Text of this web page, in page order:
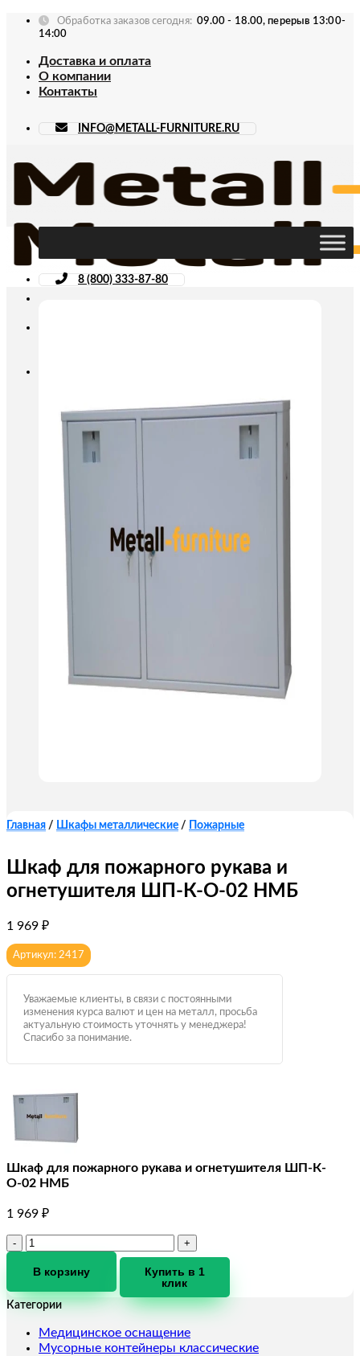
Skip
Обработка заказов сегодня: 09.00 - 18.00, перерыв 13:00-
14:00
Доставка и оплата
О компании
Контакты
INFO@METALL-FURNITURE.RU
8 (800) 333-87-80
Главная / Шкафы металлические / Пожарные
Шкаф для пожарного рукава и
огнетушителя ШП-К-О-02 НМБ
1 969 ₽
Артикул: 2417
Уважаемые клиенты, в связи с постоянными
изменения курса валют и цен на металл, просьба
актуальную стоимость уточнять у менеджера!
Спасибо за понимание.
Шкаф для пожарного рукава и огнетушителя ШП-К-
О-02 НМБ
1 969 ₽
Количество
Шкаф
пожарного
и
огнетушителя
В корзину
Купить в 1
клик
Категории
Медицинское оснащение
Мусорные контейнеры классические